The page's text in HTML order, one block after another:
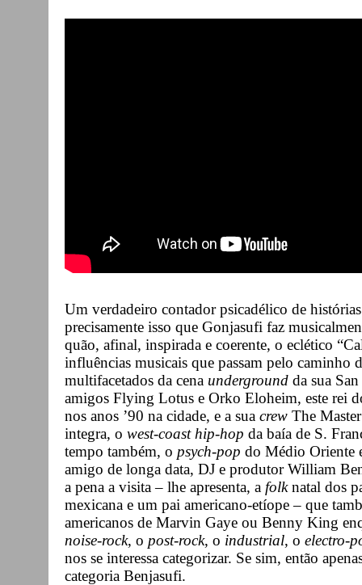
Um verdadeiro contador psicadélico de
precisamente isso que Gonjasufi faz
quão, afinal, inspirada e coerente, o eclético
influências musicais que passam pelo caminho
multifacetados da cena underground da sua
amigos Flying Lotus e Orko Eloheim, este rei
nos anos ’90 na cidade, e a sua crew The
integra, o west-coast hip-hop da baía de S.
tempo também, o psych-pop do Médio Oriente
amigo de longa data, DJ e produtor William
a pena a visita – lhe apresenta, a folknatal dos
mexicana e um pai americano-etíope – que
americanos de Marvin Gaye ou Benny King
noise-rock, o post-rock, o industrial, o electro-
nos se interessa categorizar. Se sim, então
categoria Benjasufi.